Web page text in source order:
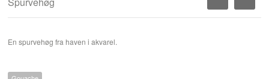
En spurvehøg fra haven i akvarel.